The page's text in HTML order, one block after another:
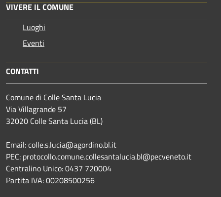
VIVERE IL COMUNE
Luoghi
Eventi
CONTATTI
Comune di Colle Santa Lucia
Via Villagrande 57
32020 Colle Santa Lucia (BL)
Email: colle.s.lucia@agordino.bl.it
PEC: protocollo.comune.collesantalucia.bl@pecveneto.it
Centralino Unico: 0437 720004
Partita IVA: 00208500256